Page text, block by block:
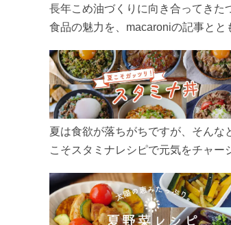
長年こめ油づくりに向き合ってきた
食品の魅力を、macaroniの記事とと
ん、製造現場や品質へのこだわりま
こめ油をもっと好きになるコンテン
ぜひお楽しみください。
夏は食欲が落ちがちですが、そんな
こそスタミナレシピで元気をチャー
リ食べて、夏バテを吹き飛ばしまし
う！